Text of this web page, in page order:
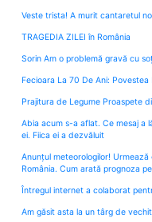
Veste trista! A murit cantaretul
TRAGEDIA ZILEI în România
Sorin Am o problemă gravă cu
Fecioara La 70 De Ani:
Prajitura de Legume Proaspete
Abia acum s-a aflat. Ce mesaj a
ei. Fiica ei a dezvăluit
Anunțul meteorologilor!
România. Cum arată prognoza
Întregul internet a colaborat
Am găsit asta la un târg de